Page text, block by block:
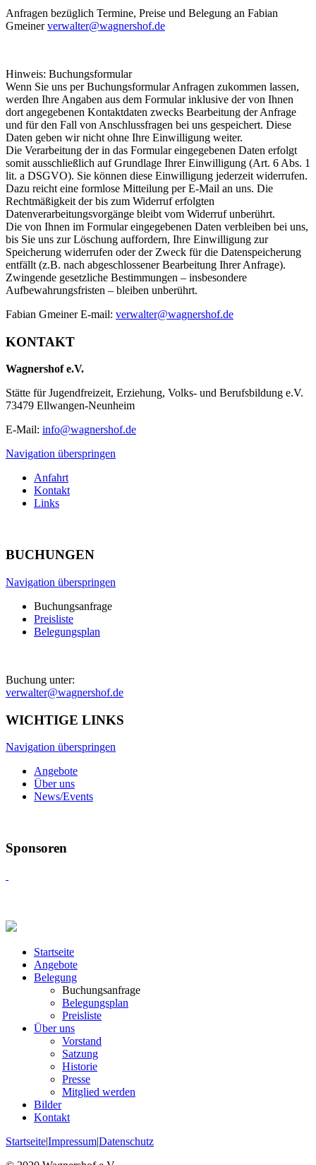
Anfragen bezüglich Termine, Preise und Belegung an Fabian
Gmeinerverwalter@wagnershof.de
Hinweis: Buchungsformular
Wenn Sie uns per Buchungsformular Anfragen zukommen lassen,
werden Ihre Angaben aus dem Formular inklusive der von Ihnen
dort angegebenen Kontaktdaten zwecks Bearbeitung der Anfrage
und für den Fall von Anschlussfragen bei uns gespeichert. Diese
Daten geben wir nicht ohne Ihre Einwilligung weiter.
Die Verarbeitung der in das Formular eingegebenen Daten erfolgt
somit ausschließlich auf Grundlage Ihrer Einwilligung (Art. 6 Abs. 1
lit. a DSGVO). Sie können diese Einwilligung jederzeit widerrufen.
Dazu reicht eine formlose Mitteilung per E-Mail an uns. Die
Rechtmäßigkeit der bis zum Widerruf erfolgten
Datenverarbeitungsvorgänge bleibt vom Widerruf unberührt.
Die von Ihnen im Formular eingegebenen Daten verbleiben bei uns,
bis Sie uns zur Löschung auffordern, Ihre Einwilligung zur
Speicherung widerrufen oder der Zweck für die Datenspeicherung
entfällt (z.B. nach abgeschlossener Bearbeitung Ihrer Anfrage).
Zwingende gesetzliche Bestimmungen – insbesondere
Aufbewahrungsfristen – bleiben unberührt.
Fabian Gmeiner E-mail: verwalter@wagnershof.de
KONTAKT
Wagnershof e.V.
Stätte für Jugendfreizeit, Erziehung, Volks- und Berufsbildung e.V.
73479 Ellwangen-Neunheim
E-Mail: info@wagnershof.de
Navigation überspringen
Anfahrt
Kontakt
Links
BUCHUNGEN
Navigation überspringen
Buchungsanfrage
Preisliste
Belegungsplan
Buchung unter:
verwalter@wagnershof.de
WICHTIGE LINKS
Navigation überspringen
Angebote
Über uns
News/Events
Sponsoren
Startseite
Angebote
Belegung
Buchungsanfrage
Belegungsplan
Preisliste
Über uns
Vorstand
Satzung
Historie
Presse
Mitglied werden
Bilder
Kontakt
Startseite|Impressum|Datenschutz